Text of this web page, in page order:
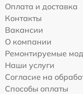
Оплата и доставка
Контакты
Вакансии
О компании
Ремонтируемые
Наши услуги
Согласие на
Способы оплаты